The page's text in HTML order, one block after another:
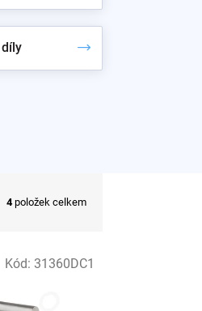
4položek celkem
Kód: 31360DC1